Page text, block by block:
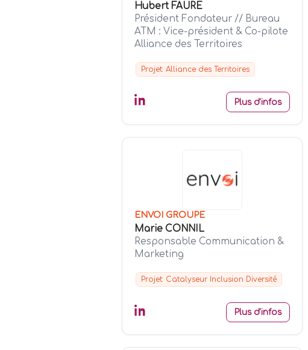
Hubert FAURE
Président Fondateur // Bureau
ATM : Vice-président & Co-pilote
Alliance des Territoires
Projet: Alliance des Territoires
Plus d'infos
ENVOI GROUPE
Marie CONNIL
Responsable Communication &
Marketing
Projet: Catalyseur Inclusion Diversité
Plus d'infos